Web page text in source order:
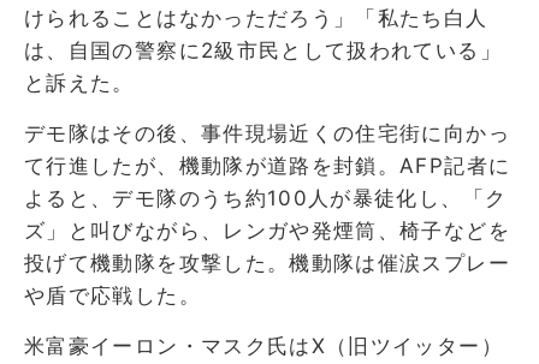
けられることはなかっただろう」「私たち白人
は、自国の警察に2級市民として扱われている」
と訴えた。
デモ隊はその後、事件現場近くの住宅街に向かっ
て行進したが、機動隊が道路を封鎖。AFP記者に
よると、デモ隊のうち約100人が暴徒化し、「ク
ズ」と叫びながら、レンガや発煙筒、椅子などを
投げて機動隊を攻撃した。機動隊は催涙スプレー
や盾で応戦した。
米富豪イーロン・マスク氏はX（旧ツイッター）